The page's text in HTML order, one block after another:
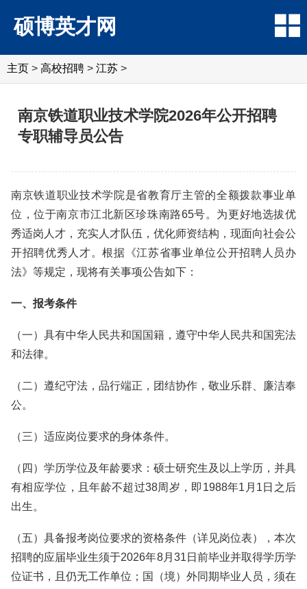
硕博英才网
主页 > 高校招聘 > 江苏 >
南京铁道职业技术学院2026年公开招聘
专职辅导员公告
南京铁道职业技术学院是省教育厅主管的全额拨款事业单
位，位于南京市江北新区珍珠南路65号。为更好地选拔优
秀适岗人才，充实人才队伍，优化师资结构，现面向社会公
开招聘优秀人才。根据《江苏省事业单位公开招聘人员办
法》等规定，现将有关事项公告如下：
一、报考条件
（一）具有中华人民共和国国籍，遵守中华人民共和国宪法
和法律。
（二）遵纪守法，品行端正，团结协作，敬业乐群、廉洁奉
公。
（三）适应岗位要求的身体条件。
（四）学历学位及年龄要求：硕士研究生及以上学历，并具
有相应学位，且年龄不超过38周岁，即1988年1月1日之后
出生。
（五）具备报考岗位要求的资格条件（详见岗位表），本次
招聘的应届毕业生须于2026年8月31日前毕业并取得学历学
位证书，且仍无工作单位；国（境）外同期毕业人员，须在